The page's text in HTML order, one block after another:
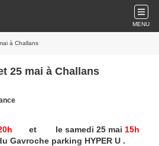
MENU
à Challans
25 mai à Challans
et le samedi 25 mai 15h
Gavroche parking HYPER U .